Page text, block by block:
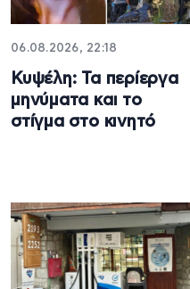
06.08.2026, 22:18
Κυψέλη: Τα περίεργα
μηνύματα και το
στίγμα στο κινητό